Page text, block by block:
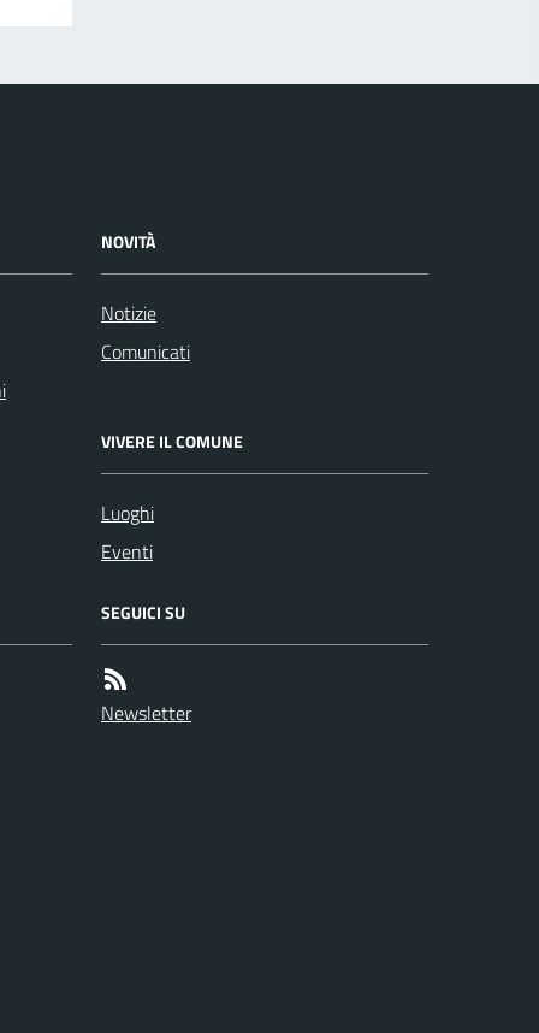
NOVITÀ
Notizie
Comunicati
VIVERE IL COMUNE
Luoghi
Eventi
SEGUICI SU
Newsletter